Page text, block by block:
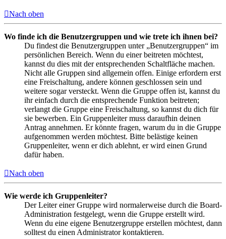
Nach oben
Wo finde ich die Benutzergruppen und wie trete ich ihnen bei?
Du findest die Benutzergruppen unter „Benutzergruppen“ im
persönlichen Bereich. Wenn du einer beitreten möchtest,
kannst du dies mit der entsprechenden Schaltfläche machen.
Nicht alle Gruppen sind allgemein offen. Einige erfordern erst
eine Freischaltung, andere können geschlossen sein und
weitere sogar versteckt. Wenn die Gruppe offen ist, kannst du
ihr einfach durch die entsprechende Funktion beitreten;
verlangt die Gruppe eine Freischaltung, so kannst du dich für
sie bewerben. Ein Gruppenleiter muss daraufhin deinen
Antrag annehmen. Er könnte fragen, warum du in die Gruppe
aufgenommen werden möchtest. Bitte belästige keinen
Gruppenleiter, wenn er dich ablehnt, er wird einen Grund
dafür haben.
Nach oben
Wie werde ich Gruppenleiter?
Der Leiter einer Gruppe wird normalerweise durch die Board-
Administration festgelegt, wenn die Gruppe erstellt wird.
Wenn du eine eigene Benutzergruppe erstellen möchtest, dann
solltest du einen Administrator kontaktieren.